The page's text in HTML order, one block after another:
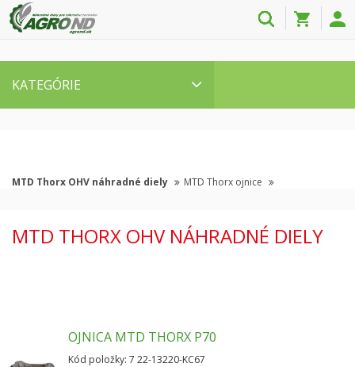
KATEGÓRIE
MTD Thorx OHV náhradné diely MTD Thorx ojnice
MTD THORX OHV NÁHRADNÉ DIELY
OJNICA MTD THORX P70
Kód položky: 7 22-13220-KC67